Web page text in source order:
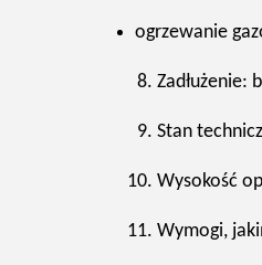
ogrzewanie
Zadłużenie:
Stan
Wysokość
Wymogi,